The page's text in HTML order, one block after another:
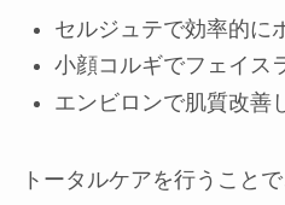
セルジュテで効率的に
小顔コルギでフェイス
エンビロンで肌質改善
トータルケアを行うこと